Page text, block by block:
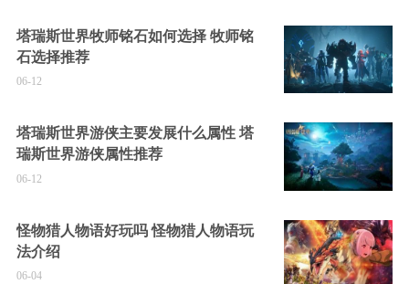
塔瑞斯世界牧师铭石如何选择 牧师铭
石选择推荐
06-12
塔瑞斯世界游侠主要发展什么属性 塔
瑞斯世界游侠属性推荐
06-12
怪物猎人物语好玩吗 怪物猎人物语玩
法介绍
06-04